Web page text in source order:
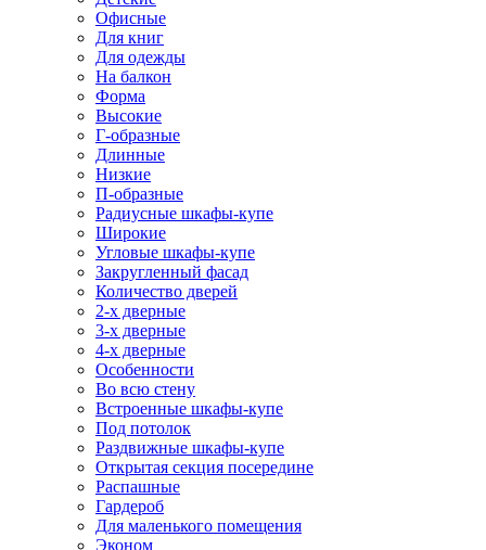
Офисные
Для книг
Для одежды
На балкон
Форма
Высокие
Г-образные
Длинные
Низкие
П-образные
Радиусные шкафы-купе
Широкие
Угловые шкафы-купе
Закругленный фасад
Количество дверей
2-х дверные
3-х дверные
4-х дверные
Особенности
Во всю стену
Встроенные шкафы-купе
Под потолок
Раздвижные шкафы-купе
Открытая секция посередине
Распашные
Гардероб
Для маленького помещения
Эконом